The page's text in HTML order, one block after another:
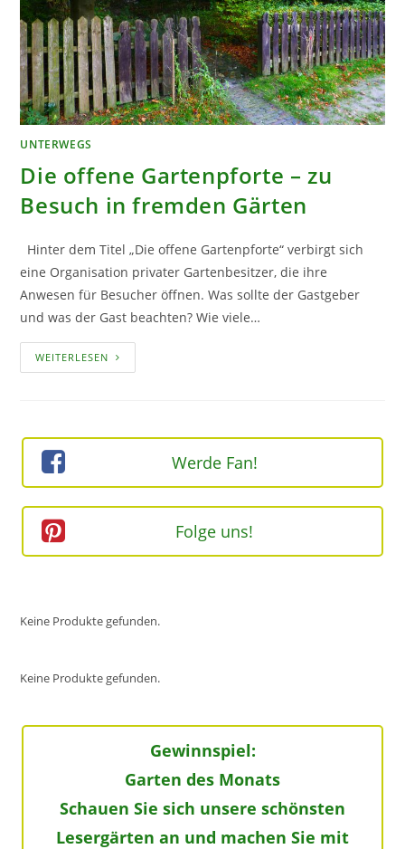
UNTERWEGS
Die offene Gartenpforte – zu
Besuch in fremden Gärten
Hinter dem Titel „Die offene Gartenpforte“ verbirgt sich
eine Organisation privater Gartenbesitzer, die ihre
Anwesen für Besucher öffnen. Was sollte der Gastgeber
und was der Gast beachten? Wie viele…
WEITERLESEN DIE
OFFENE
IN
Werde Fan!
Folge uns!
Keine Produkte gefunden.
Keine Produkte gefunden.
Gewinnspiel:
Garten des Monats
Schauen Sie sich unsere schönsten
Lesergärten an und machen Sie mit